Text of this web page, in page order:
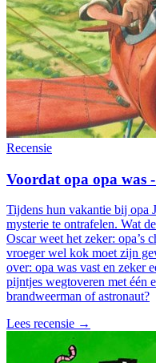
Recensie
Voordat opa opa was
Tijdens hun vakantie bij opa
mysterie te ontrafelen. Wat
Oscar weet het zeker: opa’s
vroeger wel kok moet zijn
over: opa was vast en zeker
pijntjes wegtoveren met één
brandweerman of astronaut?
Lees recensie →